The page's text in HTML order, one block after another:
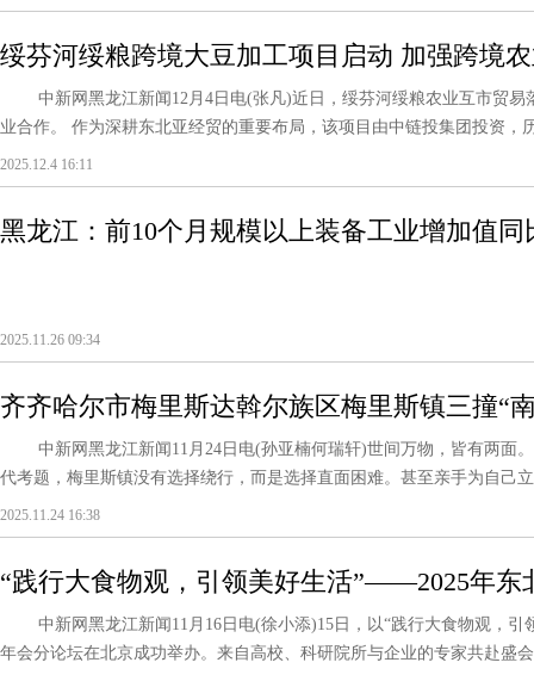
绥芬河绥粮跨境大豆加工项目启动 加强跨境
中新网黑龙江新闻12月4日电(张凡)近日，绥芬河绥粮农业互市贸易
业合作。 作为深耕东北亚经贸的重要布局，该项目由中链投集团投资，
2025.12.4 16:11
黑龙江：前10个月规模以上装备工业增加值同
2025.11.26 09:34
齐齐哈尔市梅里斯达斡尔族区梅里斯镇三撞“
新路径
中新网黑龙江新闻11月24日电(孙亚楠何瑞轩)世间万物，皆有两面
代考题，梅里斯镇没有选择绕行，而是选择直面困难。甚至亲手为自己
2025.11.24 16:38
“践行大食物观，引领美好生活”——2025年东
坛在京成功举办
中新网黑龙江新闻11月16日电(徐小添)15日，以“践行大食物观，引
年会分论坛在北京成功举办。来自高校、科研院所与企业的专家共赴盛